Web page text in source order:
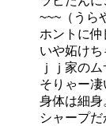
~~~（うら
ホントに仲
いや妬けち
ｊｊ家の
そりゃー
身体は細身
シャープだ